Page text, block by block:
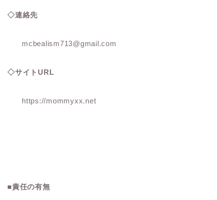
◇連絡先
mcbealism713@gmail.com
◇サイトURL
https://mommyxx.net
■責任の有無